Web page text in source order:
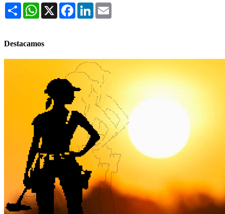
Share WhatsApp
X FacebookLinkedIn
Destacamos